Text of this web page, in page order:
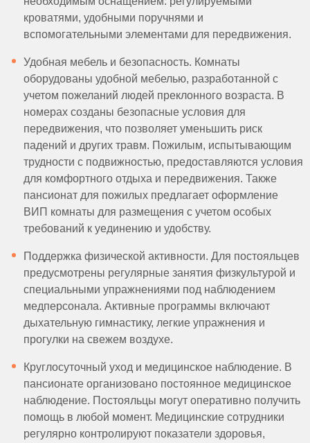
кроватями, удобными поручнями и
вспомогательными элементами для передвижения.
Удобная мебель и безопасность. Комнаты
оборудованы удобной мебелью, разработанной с
учетом пожеланий людей преклонного возраста. В
номерах созданы безопасные условия для
передвижения, что позволяет уменьшить риск
падений и других травм. Пожилым, испытывающим
трудности с подвижностью, предоставляются условия
для комфортного отдыха и передвижения. Также
пансионат для пожилых предлагает оформление
ВИП комнаты для размещения с учетом особых
требований к уединению и удобству.
Поддержка физической активности. Для постояльцев
предусмотрены регулярные занятия физкультурой и
специальными упражнениями под наблюдением
медперсонала. Активные программы включают
дыхательную гимнастику, легкие упражнения и
прогулки на свежем воздухе.
Круглосуточный уход и медицинское наблюдение. В
пансионате организовано постоянное медицинское
наблюдение. Постояльцы могут оперативно получить
помощь в любой момент. Медицинские сотрудники
регулярно контролируют показатели здоровья,